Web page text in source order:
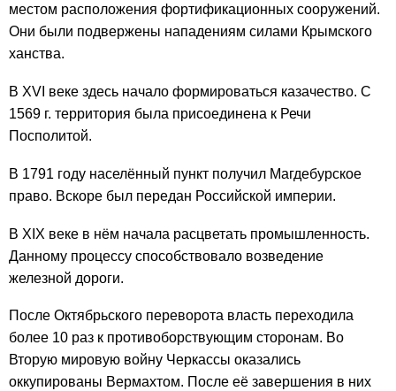
местом расположения фортификационных сооружений.
Они были подвержены нападениям силами Крымского
ханства.
В XVI веке здесь начало формироваться казачество. С
1569 г. территория была присоединена к Речи
Посполитой.
В 1791 году населённый пункт получил Магдебурское
право. Вскоре был передан Российской империи.
В XIX веке в нём начала расцветать промышленность.
Данному процессу способствовало возведение
железной дороги.
После Октябрьского переворота власть переходила
более 10 раз к противоборствующим сторонам. Во
Вторую мировую войну Черкассы оказались
оккупированы Вермахтом. После её завершения в них